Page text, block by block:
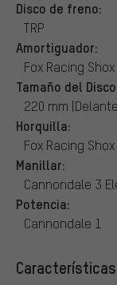
Disco de freno:
TRP
Amortiguador:
Fox Racing
Tamaño del
220 mm
Horquilla:
Fox Racing
Manillar:
Cannondale 3
Potencia:
Cannondale 1